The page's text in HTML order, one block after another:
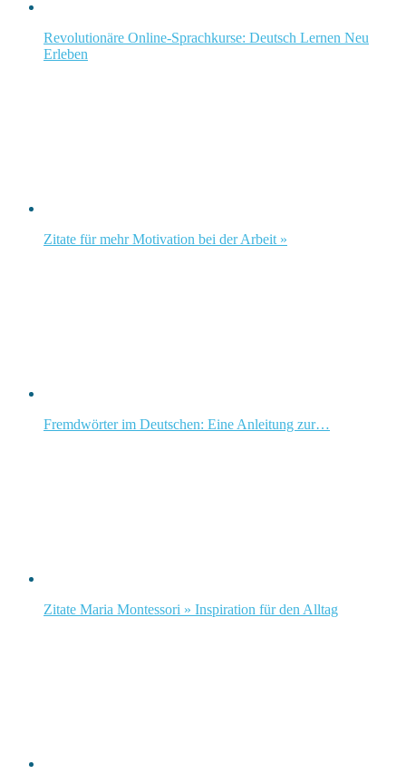
Revolutionäre Online-Sprachkurse: Deutsch Lernen Neu
Erleben
Zitate für mehr Motivation bei der Arbeit »
Fremdwörter im Deutschen: Eine Anleitung zur…
Zitate Maria Montessori » Inspiration für den Alltag